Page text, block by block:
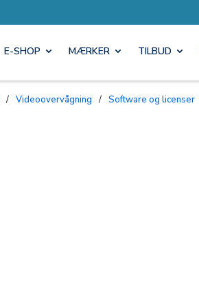
E-SHOP MÆRKER TILBUD
/ Videoovervågning / Software og licenser